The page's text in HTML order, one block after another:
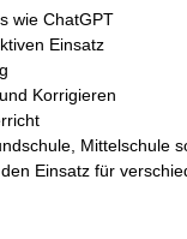
wie ChatGPT
Einsatz
Korrigieren
Mittelschule
Einsatz für